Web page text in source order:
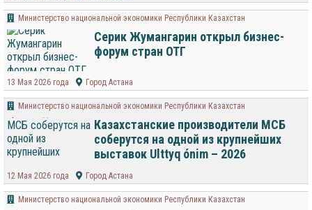
Министерство национальной экономики Республики Казахстан
Серик Жумангарин открыл бизнес-
форум стран ОТГ
13 Мая 2026 года Город Астана
Министерство национальной экономики Республики Казахстан
Казахстанские производители МСБ
соберутся на одной из крупнейших
выставок Ulttyq ónim – 2026
12 Мая 2026 года Город Астана
Министерство национальной экономики Республики Казахстан